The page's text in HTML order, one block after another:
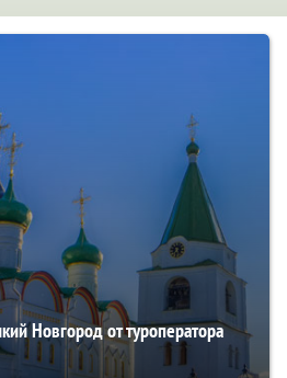
Новгород от туроператора